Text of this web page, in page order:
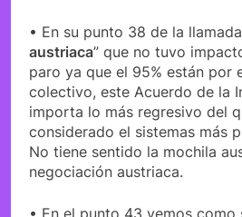
• En su punto 38 de la
austriaca” que no tuvo
paro ya que el 95% están por
colectivo, este Acuerdo de la
importa lo más regresivo del
considerado el sistemas más
No tiene sentido la mochila
negociación austriaca.
• En el punto 43 vemos como